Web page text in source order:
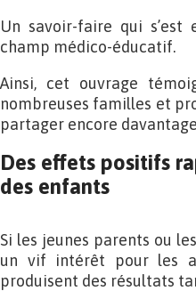
Un savoir-faire qui s’est
champ médico-éducatif.
Ainsi, cet ouvrage
nombreuses familles et
partager encore
Des effets positifs
des enfants
Si les jeunes parents ou
un vif intérêt pour les
produisent des résultats